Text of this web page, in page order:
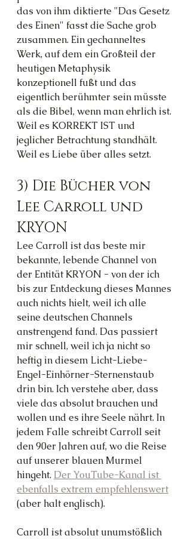
das von ihm diktierte "Das Gesetz
des Einen" fasst die Sache grob
zusammen. Ein gechanneltes
Werk, auf dem ein Großteil der
heutigen Metaphysik
konzeptionell fußt und das
eigentlich berühmter sein müsste
als die Bibel, wenn man ehrlich ist.
Weil es KORREKT IST und
jeglicher Betrachtung standhält.
Weil es Liebe über alles setzt.
3) Die Bücher von
Lee Carroll und
KRYON
Lee Carroll ist das beste mir
bekannte, lebende Channel von
der Entität KRYON - von der ich
bis zur Entdeckung dieses Mannes
auch nichts hielt, weil ich alle
seine deutschen Channels
anstrengend fand. Das passiert
mir schnell, weil ich ja nicht so
heftig in diesem Licht-Liebe-
Engel-Einhörner-Sternenstaub
drin bin. Ich verstehe aber, dass
viele das absolut brauchen und
wollen und es ihre Seele nährt. In
jedem Falle schreibt Carroll seit
den 90er Jahren auf, wo die Reise
auf unserer blauen Murmel
hingeht. Der YouTube-Kanal ist
ebenfalls extrem empfehlenswert
(aber halt englisch).
Carroll ist absolut unumstößlich